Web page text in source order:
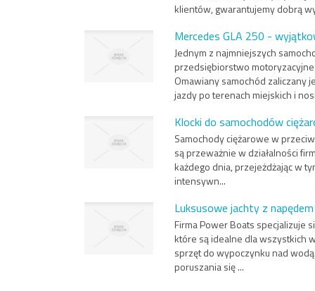
klientów, gwarantujemy dobrą
Mercedes GLA 250 -
Jednym z najmniejszych
przedsiębiorstwo
Omawiany samochód zaliczany
jazdy po terenach miejskich i
Klocki do samochodów
Samochody ciężarowe w
są przeważnie w działalności
każdego dnia, przejeżdżając w
intensywn...
Luksusowe jachty z
Firma Power Boats specjalizuje
które są idealne dla wszystkich
sprzęt do wypoczynku nad
poruszania się ...